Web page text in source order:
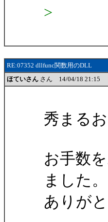
>
RE:07352 dllfunc関数用のDLL
ほていさん さん 14/04/18 21:15
秀まる
お手数
ました。
ありが